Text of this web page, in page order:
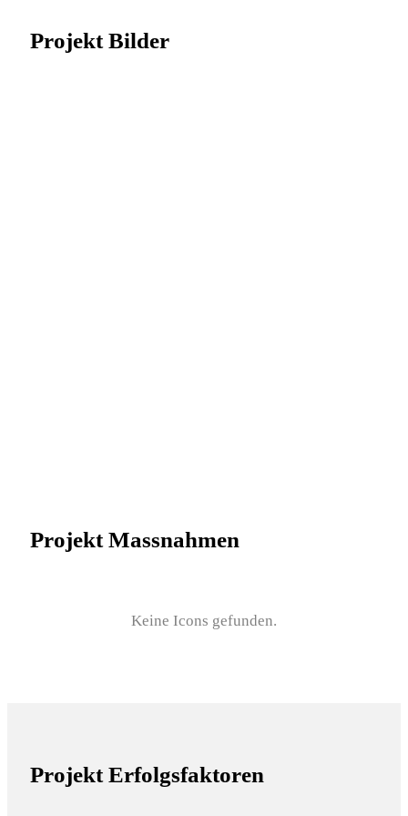
Projekt Bilder
Projekt Massnahmen
Keine Icons gefunden.
Projekt Erfolgsfaktoren